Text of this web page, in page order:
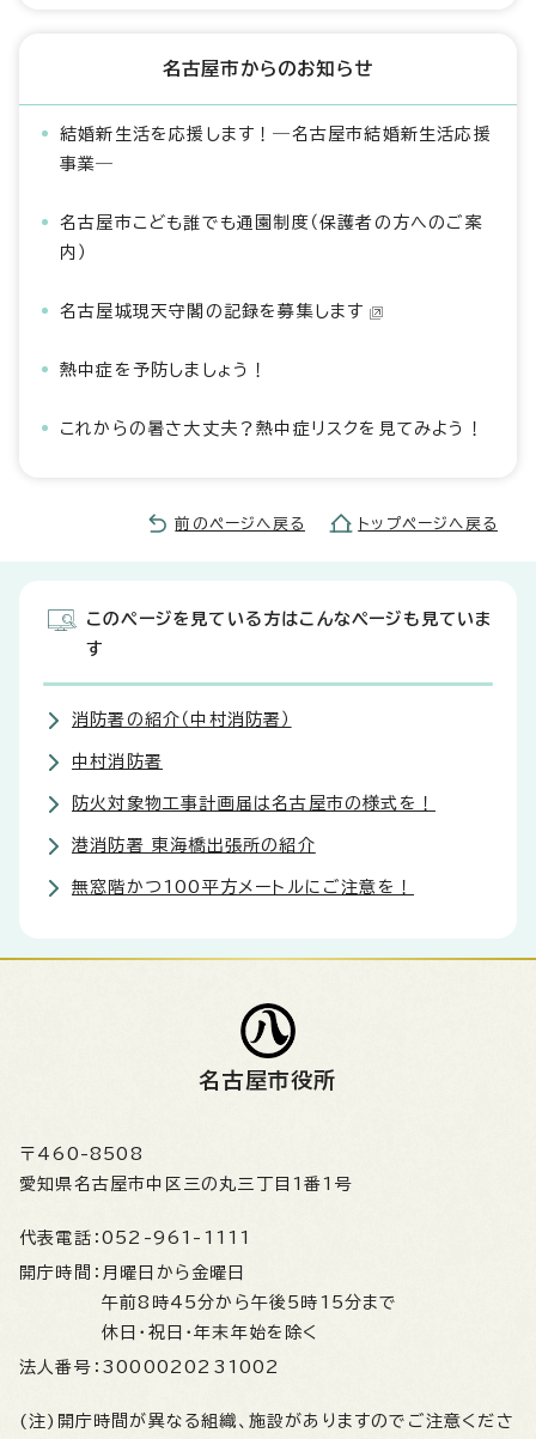
名古屋市からのお知らせ
結婚新生活を応援します！―名古屋市結婚新生活応援
事業―
名古屋市こども誰でも通園制度（保護者の方へのご案
内）
名古屋城現天守閣の記録を募集します
熱中症を予防しましょう！
これからの暑さ大丈夫？熱中症リスクを見てみよう！
前のページへ戻る トップページへ戻る
このページを見ている方はこんなページも見ていま
す
消防署の紹介（中村消防署）
中村消防署
防火対象物工事計画届は名古屋市の様式を！
港消防署 東海橋出張所の紹介
無窓階かつ100平方メートルにご注意を！
名古屋市役所
〒460-8508
愛知県名古屋市中区三の丸三丁目1番1号
代表電話： 052-961-1111
開庁時間： 月曜日から金曜日
午前8時45分から午後5時15分まで
休日・祝日・年末年始を除く
法人番号： 3000020231002
(注)開庁時間が異なる組織、施設がありますのでご注意くださ